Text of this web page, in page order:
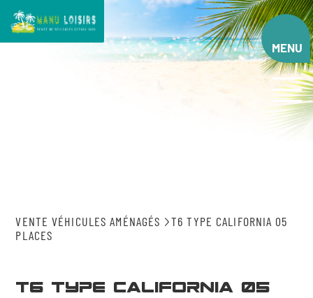
contenu
MENU
VENTE VÉHICULES AMÉNAGÉS
T6 TYPE CALIFORNIA 05
PLACES
T6 type California 05